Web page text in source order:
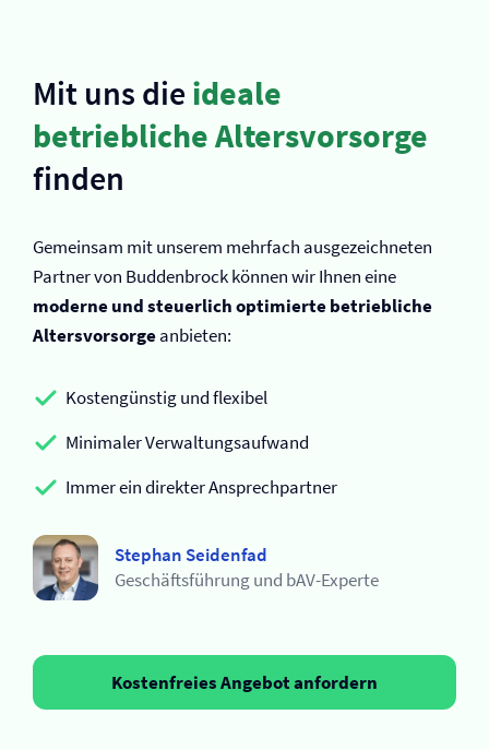
Mit uns die ideale
betriebliche Altersvorsorge
finden
Gemeinsam mit unserem mehrfach ausgezeichneten
Partner von Buddenbrock können wir Ihnen eine
moderne und steuerlich optimierte betriebliche
Altersvorsorgeanbieten:
Kostengünstig und flexibel
Minimaler Verwaltungsaufwand
Immer ein direkter Ansprechpartner
Stephan Seidenfad
Geschäftsführung und bAV-Experte
Kostenfreies Angebot anfordern